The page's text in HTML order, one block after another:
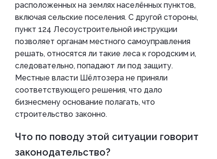
расположенных на землях населённых пунктов,
включая сельские поселения. С другой стороны,
пункт 124 Лесоустроительной инструкции
позволяет органам местного самоуправления
решать, относятся ли такие леса к городским и,
следовательно, попадают ли под защиту.
Местные власти Шёлтозера не приняли
соответствующего решения, что дало
бизнесмену основание полагать, что
строительство законно.
Что по поводу этой ситуации говорит
законодательство?